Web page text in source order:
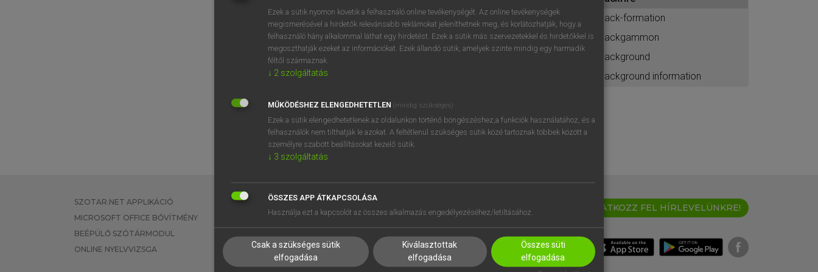
BELÉPÉS
próbaverziójának elindításához
regisztrálok ésbelépek.
REGISZTRÁCIÓ
back-formation
backgammon
background
background information
SZOTAR.NET APPLIKÁCIÓ
MICROSOFT OFFICE BŐVÍTMÉNY
BEÉPÜLŐ SZÓTÁRMODUL
ONLINE NYELVVIZSGA
EGYÉNI FELHASZNÁLÓKNAK
TANULÓKNAK
VÁLLALATI MEGOLDÁSOK
SÚGÓ
RÓLUNK
SÜTI BEÁLLÍTÁSOK
IRATKOZZ FEL HÍRLEVELÜNKRE!
Ezek a sütik nyomon követik a felhasználó online tevékenységét. Az online tevékenységek
megismerésével a hirdetők relevánsabb reklámokat jeleníthetnek meg, és korlátozhatják, hogy a
felhasználó hány alkalommal láthat egy hirdetést. Ezek a sütik más szervezetekkel és hirdetőkkel is
megoszthatják ezeket az információkat. Ezek állandó sütik, amelyek szinte mindig egy harmadik
féltől származnak.
↓ 2 szolgáltatás
MŰKÖDÉSHEZ ELENGEDHETETLEN (mindig szükséges)
Ezek a sütik elengedhetetlenek az oldalunkon történő böngészéshez,a funkciók használatához, és a
felhasználók nem tilthatják le azokat. A feltétlenül szükséges sütik közé tartoznak többek között a
személyre szabott beállításokat kezelő sütik.
↓ 3 szolgáltatás
ÖSSZES APP ÁTKAPCSOLÁSA
Használja ezt a kapcsolót az összes alkalmazás engedélyezéséhez/letiltásához.
Csak a szükséges sütik
elfogadása
Kiválasztottak
elfogadása
Összes süti
elfogadása